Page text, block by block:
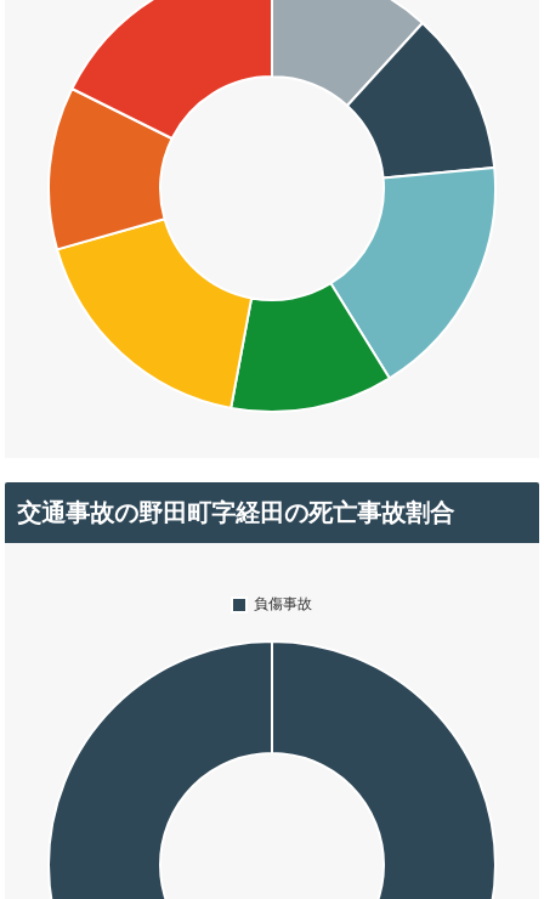
交通事故の野田町字経田の死亡事故割合